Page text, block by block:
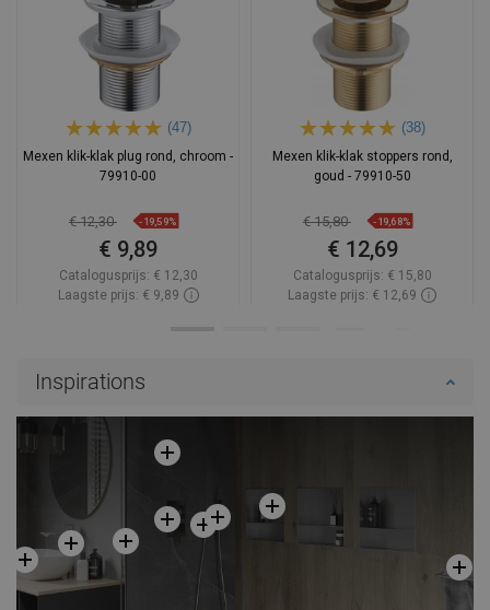
(47)
Mexen klik-klak plug rond, chroom -
79910-00
€ 12,30 -19,59%
€ 9,89
Catalogusprijs: € 12,30
Laagste prijs: € 9,89
(38)
Mexen klik-klak stoppers rond,
goud - 79910-50
€ 15,80 -19,68%
€ 12,69
Catalogusprijs: € 15,80
Laagste prijs: € 12,69
Inspirations